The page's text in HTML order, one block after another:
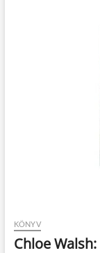
KÖNYV
Chloe